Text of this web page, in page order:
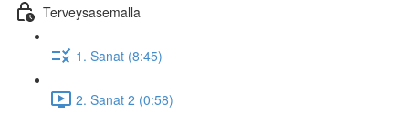
Terveysasemalla
1. Sanat (8:45)
2. Sanat 2 (0:58)